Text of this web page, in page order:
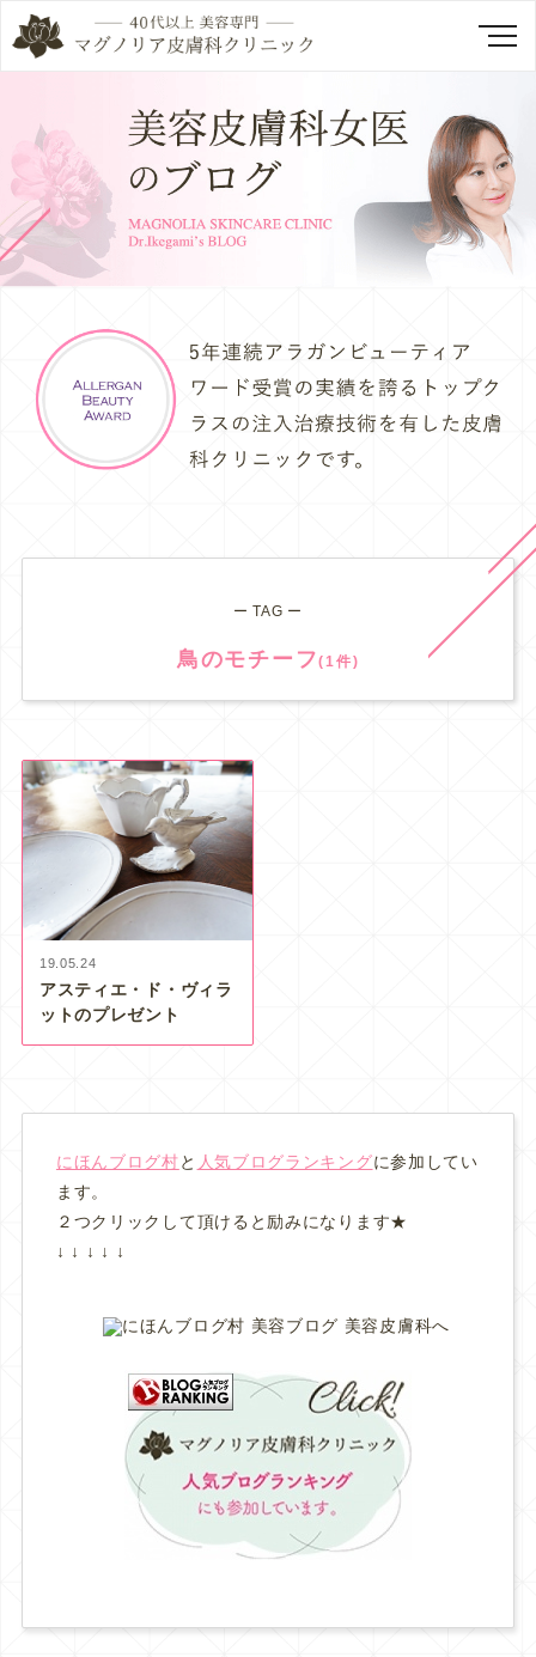
ー TAG ー
鳥のモチーフ(1件)
19.05.24
アスティエ・ド・ヴィラ
ットのプレゼント
にほんブログ村と 人気ブログランキングに参加してい
ます。
２つクリックして頂けると励みになります★
↓ ↓ ↓ ↓ ↓